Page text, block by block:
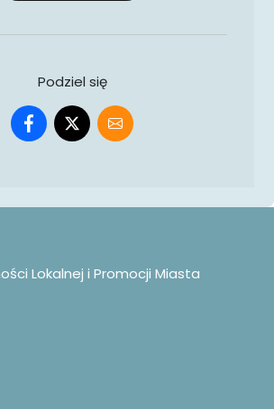
Podziel się
Lokalnej i Promocji Miasta